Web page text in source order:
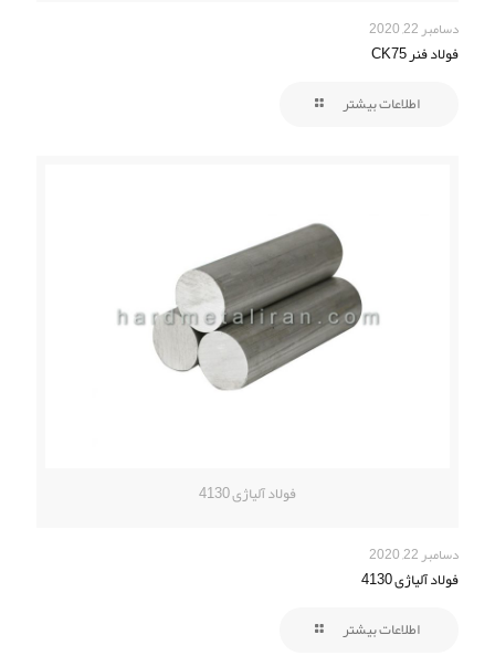
دسامبر 22, 2020
فولاد فنر CK75
اطلاعات بیشتر
فولاد آلیاژی 4130
دسامبر 22, 2020
فولاد آلیاژی 4130
اطلاعات بیشتر